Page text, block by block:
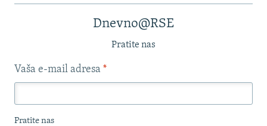
Dnevno@RSE
Pratite nas
Vaša e-mail adresa *
Pratite nas